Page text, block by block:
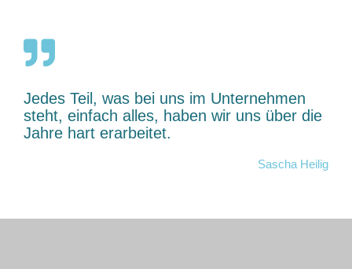
Jedes Teil, was bei uns im Unternehmen
steht, einfach alles, haben wir uns über die
Jahre hart erarbeitet.
Sascha Heilig